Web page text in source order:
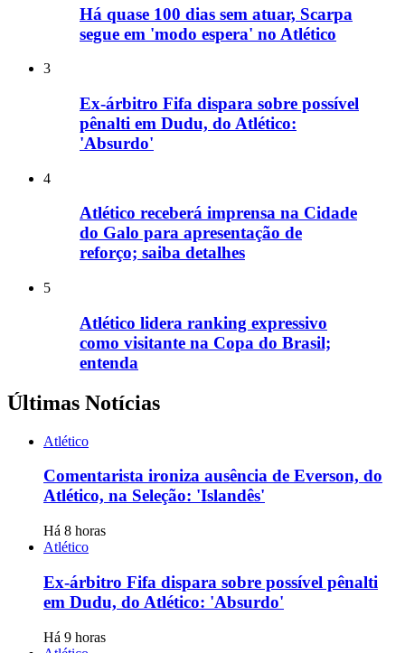
Há quase 100 dias sem atuar, Scarpa
segue em 'modo espera' no Atlético
3
Ex-árbitro Fifa dispara sobre possível
pênalti em Dudu, do Atlético:
'Absurdo'
4
Atlético receberá imprensa na Cidade
do Galo para apresentação de
reforço; saiba detalhes
5
Atlético lidera ranking expressivo
como visitante na Copa do Brasil;
entenda
Últimas Notícias
Atlético
Comentarista ironiza ausência de Everson, do
Atlético, na Seleção: 'Islandês'
Há 8 horas
Atlético
Ex-árbitro Fifa dispara sobre possível pênalti
em Dudu, do Atlético: 'Absurdo'
Há 9 horas